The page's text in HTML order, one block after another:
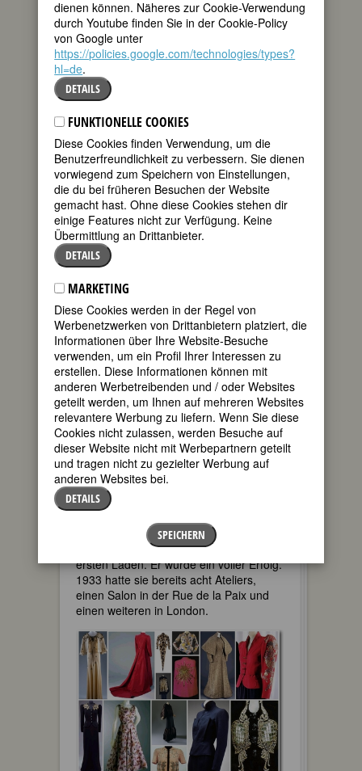
teilen
Elsa Schiaparelli
zog 1909 gegen
den Willen ihres
strengen Vaters
mit ihrem Mann,
einem
Schauspieler, nach Hollywood. Aus
dessen Stummfilmkarriere wurde nichts,
und sie kehrte geschieden und
enttäuscht 1922 mit ihrer Tochter nach
Europa zurück.
Ihre Karriere begann mit einem
selbstgestrickten Pullover, weit und
lässig in Schwarz und Weiß, den sie sich
anlässlich einer Modenschau gestrickt
hatte. Dieser Pullover erregte die
Aufmerksamkeit der Schriftstellerin Anita
Loos, die viele ihrer berühmten
Freundinnen zu Schiaparelli schickte, z.
B. Joan Crawford, Gloria Swanson,
West. 1928 eröffnete Elsa unter ihrer
Wohnung am linken Seine-Ufer ihren
ersten Laden. Er wurde ein voller Erfolg.
1933 hatte sie bereits acht Ateliers,
einen Salon in der Rue de la Paix und
einen weiteren in London.
dienen können. Näheres zur Cookie-Verwendung
durch Youtube finden Sie in der Cookie-Policy
von Google unter
https://policies.google.com/technologies/types?
hl=de.
DETAILS
FUNKTIONELLE COOKIES
Diese Cookies finden Verwendung, um die
Benutzerfreundlichkeit zu verbessern. Sie dienen
vorwiegend zum Speichern von Einstellungen,
die du bei früheren Besuchen der Website
gemacht hast. Ohne diese Cookies stehen dir
einige Features nicht zur Verfügung. Keine
Übermittlung an Drittanbieter.
DETAILS
MARKETING
Diese Cookies werden in der Regel von
Werbenetzwerken von Drittanbietern platziert, die
Informationen über Ihre Website-Besuche
verwenden, um ein Profil Ihrer Interessen zu
erstellen. Diese Informationen können mit
anderen Werbetreibenden und / oder Websites
geteilt werden, um Ihnen auf mehreren Websites
relevantere Werbung zu liefern. Wenn Sie diese
Cookies nicht zulassen, werden Besuche auf
dieser Website nicht mit Werbepartnern geteilt
und tragen nicht zu gezielter Werbung auf
anderen Websites bei.
DETAILS
SPEICHERN